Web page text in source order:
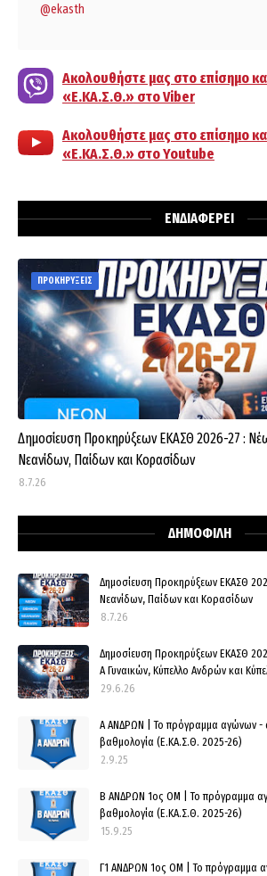
@ekasth
Ακολουθήστε μας στο επίσημο
«Ε.ΚΑ.Σ.Θ.» στο Viber
Ακολουθήστε μας στο επίσημο
«Ε.ΚΑ.Σ.Θ.» στο Youtube
ΕΝΔΙΑΦΕΡΕΙ
ΠΡΟΚΗΡΥΞΕΙΣ
Δημοσίευση Προκηρύξεων ΕΚΑΣΘ 2026-27 :
Νεανίδων, Παίδων και Κορασίδων
8.7.26
ΔΗΜΟΦΙΛΗ
Δημοσίευση Προκηρύξεων ΕΚΑΣΘ
Νεανίδων, Παίδων και Κορασίδων
8.7.26
Δημοσίευση Προκηρύξεων ΕΚΑΣΘ
Α Γυναικών, Κύπελλο Ανδρών και
29.6.26
Α ΑΝΔΡΩΝ | Το πρόγραμμα αγώνων -
βαθμολογία (Ε.ΚΑ.Σ.Θ. 2025-26)
2.9.25
Β ΑΝΔΡΩΝ 1ος ΟΜ | Το πρόγραμμα
βαθμολογία (Ε.ΚΑ.Σ.Θ. 2025-26)
15.9.25
Γ1 ΑΝΔΡΩΝ 1ος ΟΜ | Το πρόγραμμα